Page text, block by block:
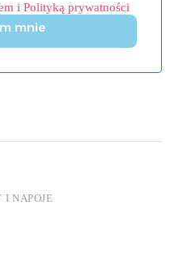
i Polityką prywatności
mnie
I NAPOJE